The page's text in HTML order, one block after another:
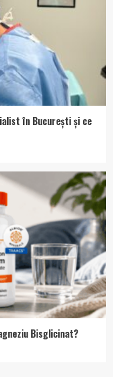
în București și ce
Bisglicinat?